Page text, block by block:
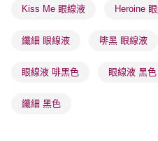
物流公司進行物流配送
取。逾期會取消訂單，並不會安排
Kiss Me 眼線液 Heroine
纖細 眼線液 啡黑 眼線液
眼線液 啡黑色 眼線液 黑色
纖細 黑色